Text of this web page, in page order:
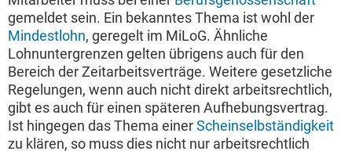
gemeldet sein. Ein bekanntes Thema ist wohl der
Mindestlohn, geregelt im MiLoG. Ähnliche
Lohnuntergrenzen gelten übrigens auch für den
Bereich der Zeitarbeitsverträge. Weitere gesetzliche
Regelungen, wenn auch nicht direkt arbeitsrechtlich,
gibt es auch für einen späteren Aufhebungsvertrag.
Ist hingegen das Thema einerScheinselbständigkeit
zu klären, so muss dies nicht nur arbeitsrechtlich